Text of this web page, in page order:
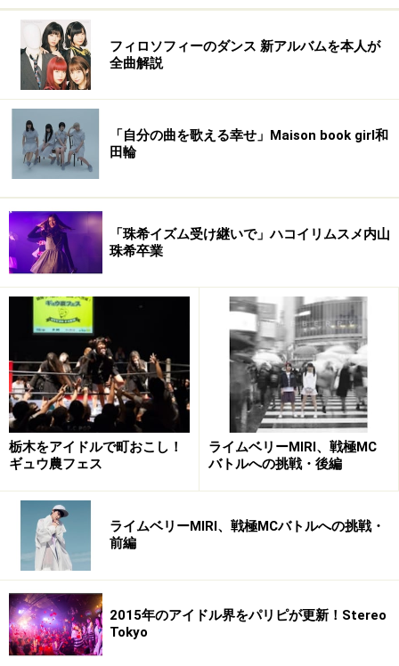
フィロソフィーのダンス 新アルバムを本人が
全曲解説
「自分の曲を歌える幸せ」Maison book girl和
田輪
「珠希イズム受け継いで」ハコイリムスメ内山
珠希卒業
栃木をアイドルで町おこし！
ギュウ農フェス
ライムベリーMIRI、戦極MC
バトルへの挑戦・後編
ライムベリーMIRI、戦極MCバトルへの挑戦・
前編
2015年のアイドル界をパリピが更新！Stereo
Tokyo